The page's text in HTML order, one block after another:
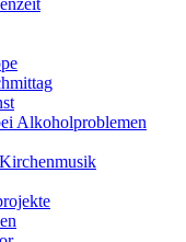
Alkoholproblemen